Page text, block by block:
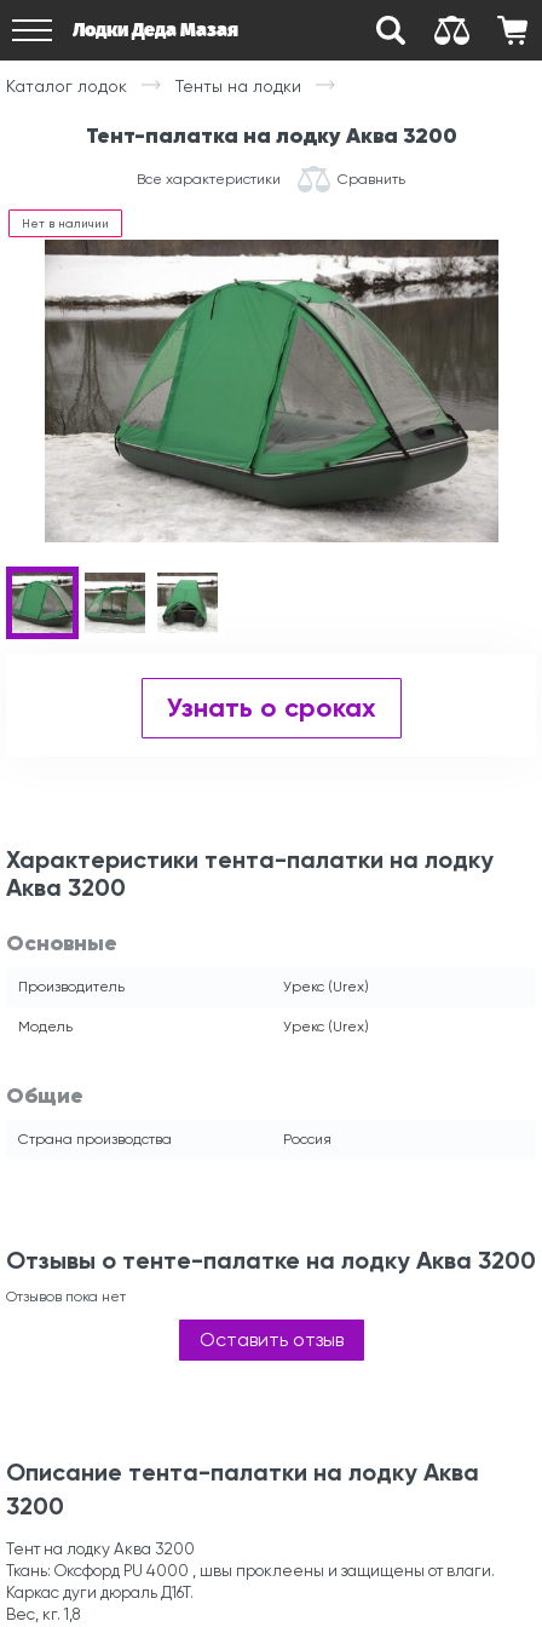
Лодки Деда Мазая
Каталог лодок Тенты на лодки
Тент-палатка на лодку Аква 3200
Все характеристики Сравнить
Нет в наличии
Узнать о сроках
Характеристики тента-палатки на лодку
Аква 3200
Основные
Производитель Урекс (Urex)
Модель Урекс (Urex)
Общие
Страна производства Россия
Отзывы о тенте-палатке на лодку Аква 3200
Отзывов пока нет
Оставить отзыв
Описание тента-палатки на лодку Аква
3200
Тент на лодку Аква 3200
Ткань: Оксфорд PU 4000 , швы проклеены и защищены от влаги.
Каркас дуги дюраль Д16Т.
Вес, кг. 1,8